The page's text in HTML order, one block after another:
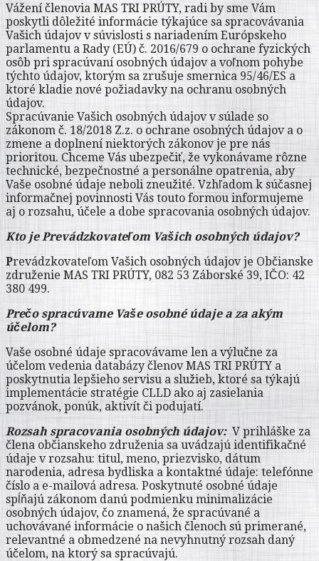
Vážení členovia MAS TRI PRÚTY, radi by sme Vám
poskytli dôležité informácie týkajúce sa spracovávania
Vašich údajov v súvislosti s nariadením Európskeho
parlamentu a Rady (EÚ) č. 2016/679 o ochrane fyzických
osôb pri spracúvaní osobných údajov a voľnom pohybe
týchto údajov, ktorým sa zrušuje smernica 95/46/ES a
ktoré kladie nové požiadavky na ochranu osobných
údajov.
Spracúvanie Vašich osobných údajov v súlade so
zákonom č. 18/2018 Z.z. o ochrane osobných údajov a o
zmene a doplnení niektorých zákonov je pre nás
prioritou. Chceme Vás ubezpečiť, že vykonávame rôzne
technické, bezpečnostné a personálne opatrenia, aby
Vaše osobné údaje neboli zneužité. Vzhľadom k súčasnej
informačnej povinnosti Vás touto formou informujeme
aj o rozsahu, účele a dobe spracovania osobných údajov.
Kto je Prevádzkovateľom Vašich osobných údajov?
Prevádzkovateľom Vašich osobných údajov je Občianske
združenie MAS TRI PRÚTY, 082 53 Záborské 39, IČO: 42
380 499.
Prečo spracúvame Vaše osobné údaje a za akým
účelom?
Vaše osobné údaje spracovávame len a výlučne za
účelom vedenia databázy členov MAS TRI PRÚTY a
poskytnutia lepšieho servisu a služieb, ktoré sa týkajú
implementácie stratégie CLLD ako aj zasielania
pozvánok, ponúk, aktivít či podujatí.
Rozsah spracovania osobných údajov: V prihláške za
člena občianskeho združenia sa uvádzajú identifikačné
údaje v rozsahu: titul, meno, priezvisko, dátum
narodenia, adresa bydliska a kontaktné údaje: telefónne
číslo a e-mailová adresa. Poskytnuté osobné údaje
spĺňajú zákonom danú podmienku minimalizácie
osobných údajov, čo znamená, že spracúvané a
uchovávané informácie o našich členoch sú primerané,
relevantné a obmedzené na nevyhnutný rozsah daný
účelom, na ktorý sa spracúvajú.